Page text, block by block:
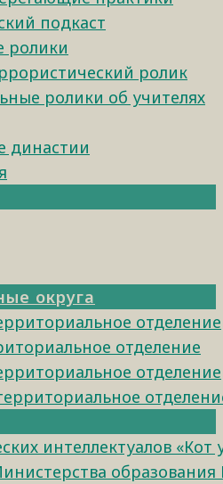
подкаст
ролики
ролик
ролики об учителях
династии
округа
отделение
отделение
отделение
интеллектуалов «Кот
образования